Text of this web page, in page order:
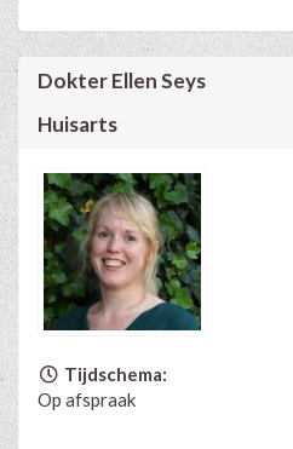
Dokter Ellen Seys
Huisarts
Tijdschema:
Op afspraak